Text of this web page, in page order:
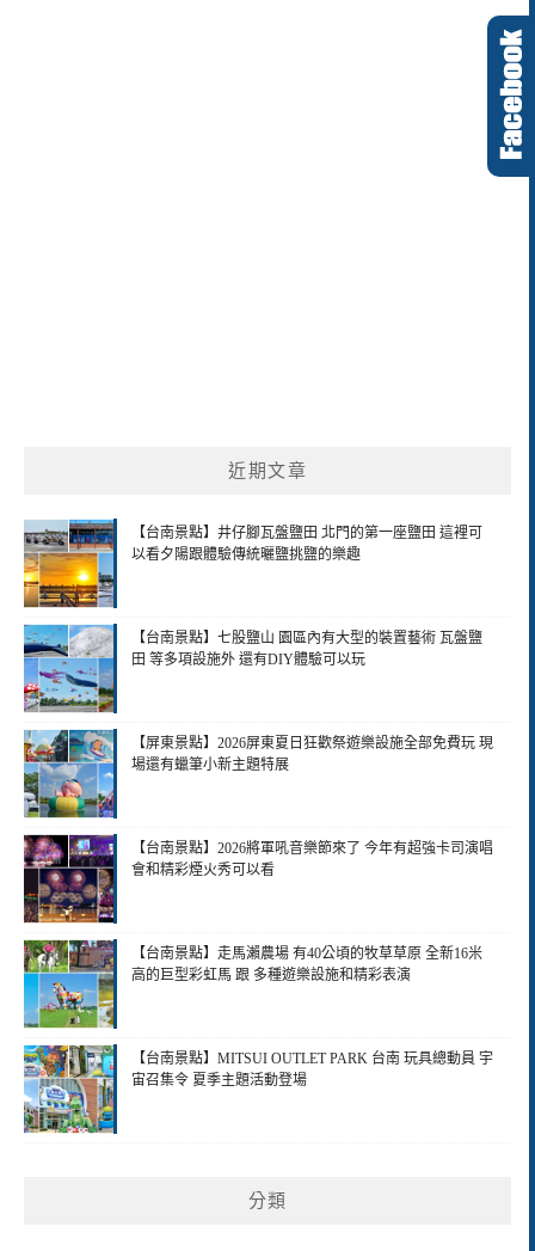
近期文章
【台南景點】井仔腳瓦盤鹽田 北門的第一座鹽田 這裡可
以看夕陽跟體驗傳統曬鹽挑鹽的樂趣
【台南景點】七股鹽山 園區內有大型的裝置藝術 瓦盤鹽
田 等多項設施外 還有DIY體驗可以玩
【屏東景點】2026屏東夏日狂歡祭遊樂設施全部免費玩 現
場還有蠟筆小新主題特展
【台南景點】2026將軍吼音樂節來了 今年有超強卡司演唱
會和精彩煙火秀可以看
【台南景點】走馬瀨農場 有40公頃的牧草草原 全新16米
高的巨型彩虹馬 跟 多種遊樂設施和精彩表演
【台南景點】MITSUI OUTLET PARK 台南 玩具總動員 宇
宙召集令 夏季主題活動登場
分類